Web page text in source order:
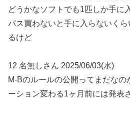
どうかなソフトでも1匹しか手に
パス買わないと手に入らないく
るけど
12 名無しさん 2025/06/03(水)
M-Bのルールの公開ってまだなの
ーション変わる1ヶ月前には発表